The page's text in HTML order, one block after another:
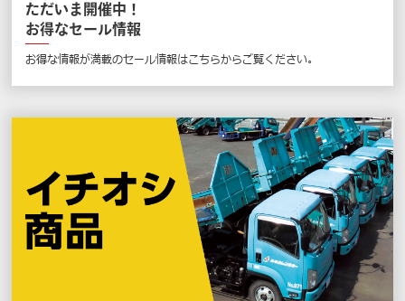
ただいま開催中！
お得なセール情報
お得な情報が満載のセール情報はこちらからご覧ください。